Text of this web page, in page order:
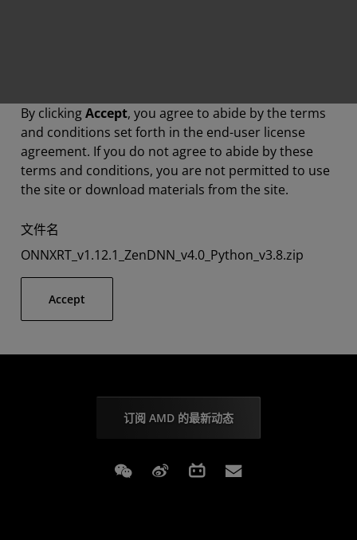
By clickingAccept, you agree to abide by the terms
and conditions set forth in the end-user license
agreement. If you do not agree to abide by these
terms and conditions, you are not permitted to use
the site or download materials from the site.
文件名
ONNXRT_v1.12.1_ZenDNN_v4.0_Python_v3.8.zip
Accept
订阅 AMD 的最新动态
Weixin Weibo Bilibili